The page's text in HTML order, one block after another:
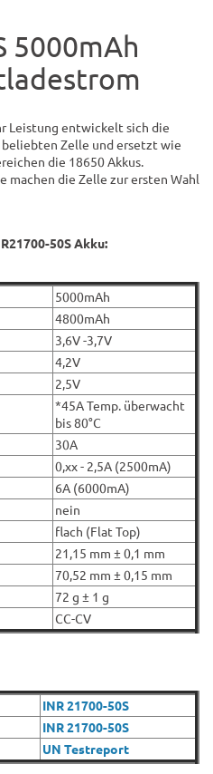
5000mAh
Leistung entwickelt sich die
Zelle und ersetzt wie
die 18650 Akkus.
machen die Zelle zur ersten Wahl
50S Akku:
5000mAh
4800mAh
3,6V -3,7V
4,2V
2,5V
*45A Temp. überwacht
bis 80°C
30A
0,xx - 2,5A (2500mA)
6A (6000mA)
nein
flach (Flat Top)
21,15 mm ± 0,1 mm
70,52 mm ± 0,15 mm
72 g ± 1 g
CC-CV
INR 21700-50S
INR 21700-50S
UN Testreport